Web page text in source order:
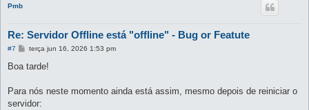
Pmb
Re: Servidor Offline está "offline" - Bug or Featute
#7
M
n
g
m
terça jun 16, 2026 1:53 pm
Boa tarde!
Para nós neste momento ainda está assim, mesmo depois de reiniciar o
servidor: